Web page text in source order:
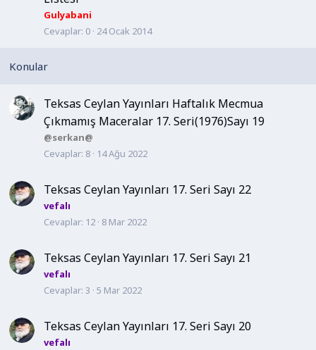
Gulyabani
Cevaplar 0 24 Ocak 2014
Teksas Ceylan Yayınları Haftalık Mecmua
Çıkmamış Maceralar 17. Seri(1976)Sayı 19
@serkan@
Cevaplar 8 14 Ağu 2022
Teksas Ceylan Yayınları 17. Seri Sayı 22
vefalı
Cevaplar 12 8 Mar 2022
Teksas Ceylan Yayınları 17. Seri Sayı 21
vefalı
Cevaplar 3 5 Mar 2022
Teksas Ceylan Yayınları 17. Seri Sayı 20
vefalı